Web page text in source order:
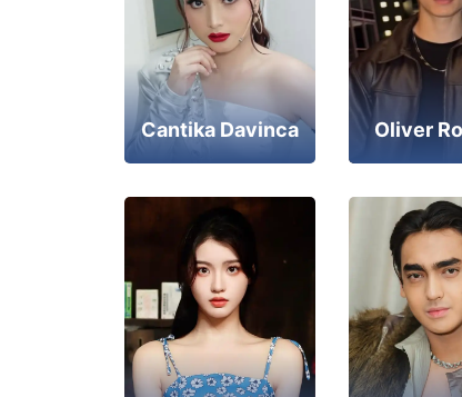
Cantika Davinca Oliver